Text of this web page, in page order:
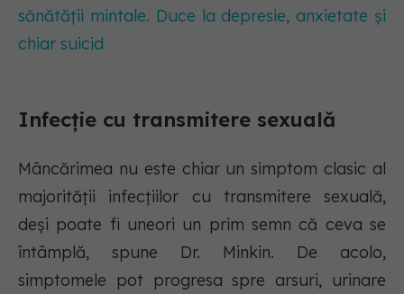
sănătății mintale. Duce la depresie, anxietate și
chiar suicid
Infecție cu transmitere sexuală
Mâncărimea nu este chiar un simptom clasic al
majorității infecțiilor cu transmitere sexuală,
deși poate fi uneori un prim semn că ceva se
întâmplă, spune Dr. Minkin. De acolo,
simptomele pot progresa spre arsuri, urinare